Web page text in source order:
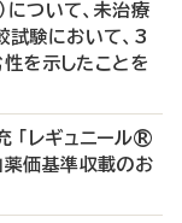
について、未治療
試験において、3
を示したことを
「レギュニール®
価基準収載のお